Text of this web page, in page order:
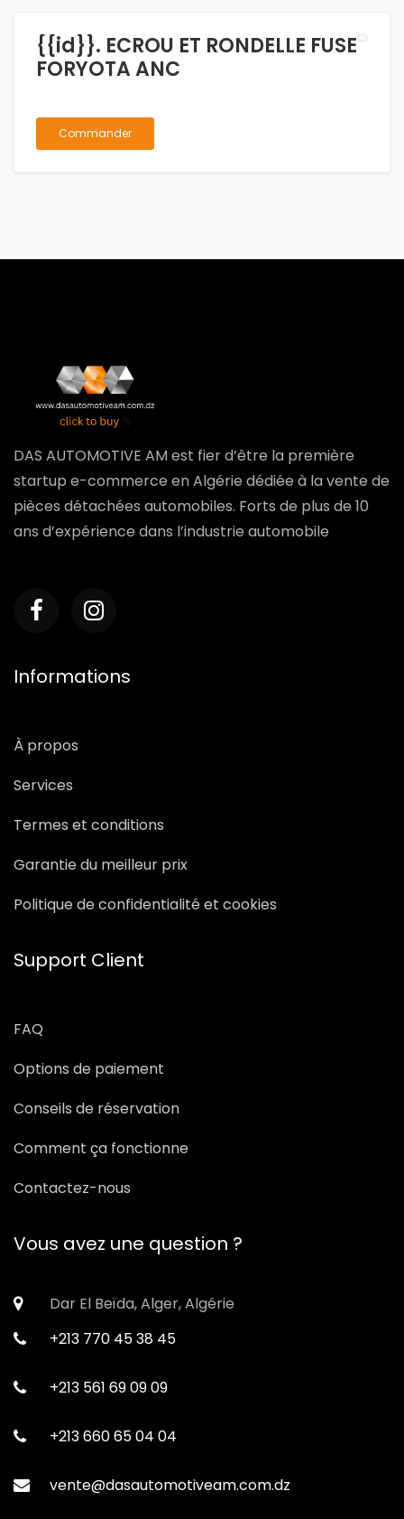
{{id}}. ECROU ET RONDELLE FUSE
FORYOTA ANC
Commander
DAS AUTOMOTIVE AM est fier d’être la première
startup e-commerce en Algérie dédiée à la vente de
pièces détachées automobiles. Forts de plus de 10
ans d’expérience dans l’industrie automobile
Informations
À propos
Services
Termes et conditions
Garantie du meilleur prix
Politique de confidentialité et cookies
Support Client
FAQ
Options de paiement
Conseils de réservation
Comment ça fonctionne
Contactez-nous
Vous avez une question ?
Dar El Beïda, Alger, Algérie
+213 770 45 38 45
+213 561 69 09 09
+213 660 65 04 04
vente@dasautomotiveam.com.dz